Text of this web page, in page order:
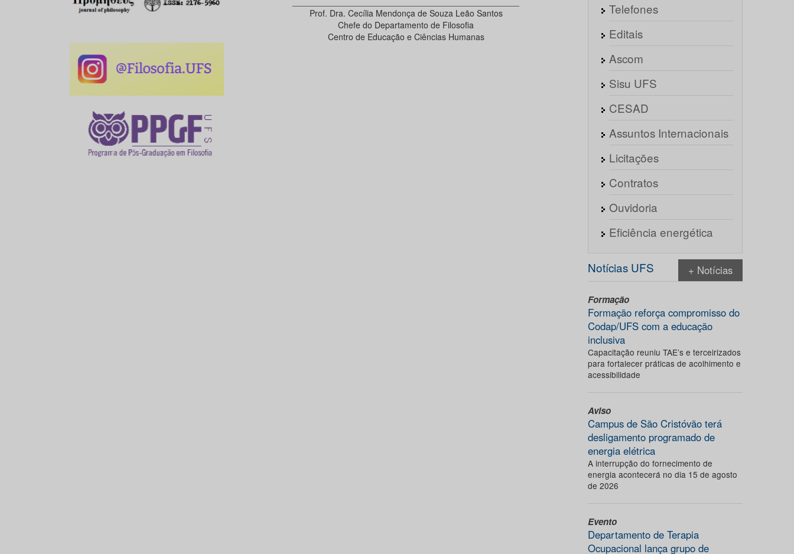
Prof. Dra. Cecília Mendonça de Souza Leão Santos
Chefe do Departamento de Filosofia
Centro de Educação e Ciências Humanas
Telefones
Editais
Ascom
Sisu UFS
CESAD
Assuntos Internacionais
Licitações
Contratos
Ouvidoria
Eficiência energética
Notícias UFS + Notícias
Formação
Formação reforça compromisso do
Codap/UFS com a educação
inclusiva
Capacitação reuniu TAE’s e terceirizados
para fortalecer práticas de acolhimento e
acessibilidade
Aviso
Campus de São Cristóvão terá
desligamento programado de
energia elétrica
A interrupção do fornecimento de
energia acontecerá no dia 15 de agosto
de 2026
Evento
Departamento de Terapia
Ocupacional lança grupo de